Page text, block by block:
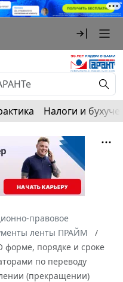
Налоги и
правовое
ленты ПРАЙМ
форме, порядке и сроке
по переводу
(прекращении)